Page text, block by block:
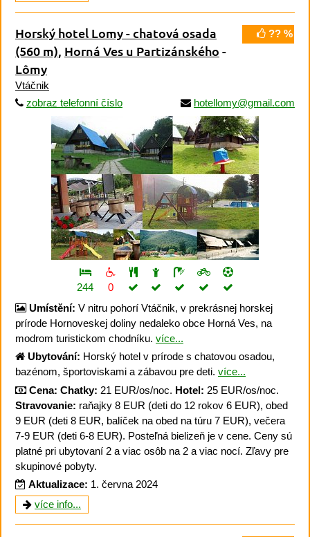
?? %
Horský hotel Lomy - chatová osada
(560 m), Horná Ves u Partizánského -
Lômy
Vtáčnik
zobraz telefonní číslo
hotellomy@gmail.com
244
0
Umístění: V nitru pohorí Vtáčnik, v prekrásnej horskej
prírode Hornoveskej doliny nedaleko obce Horná Ves, na
modrom turistickom chodníku. více...
Ubytování: Horský hotel v prírode s chatovou osadou,
bazénom, športoviskami a zábavou pre deti. více...
Cena: Chatky: 21 EUR/os/noc. Hotel: 25 EUR/os/noc.
Stravovanie: raňajky 8 EUR (deti do 12 rokov 6 EUR), obed
9 EUR (deti 8 EUR, balíček na obed na túru 7 EUR), večera
7-9 EUR (deti 6-8 EUR). Posteľná bielizeň je v cene. Ceny sú
platné pri ubytovaní 2 a viac osôb na 2 a viac nocí. Zľavy pre
skupinové pobyty.
Aktualizace: 1. června 2024
více info...